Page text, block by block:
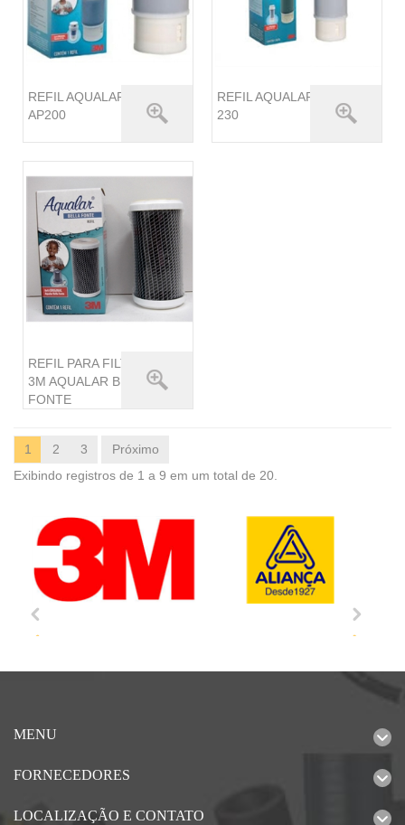
REFIL AQUALAR
AP200
REFIL AQUALAR AP
230
REFIL PARA FILTRO
3M AQUALAR BELLA
FONTE
1 2 3
Próximo
Exibindo registros de 1 a 9 em um total de 20.
MENU
FORNECEDORES
LOCALIZAÇÃO E CONTATO